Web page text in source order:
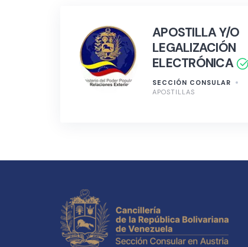
APOSTILLA Y/O
LEGALIZACIÓN
ELECTRÓNICA
SECCIÓN CONSULAR
APOSTILLAS